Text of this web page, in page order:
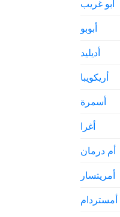
أبو غريب
أبوبو
أديليد
أريكويبا
أسمرة
أغرا
أم درمان
أمريتسار
أمستردام